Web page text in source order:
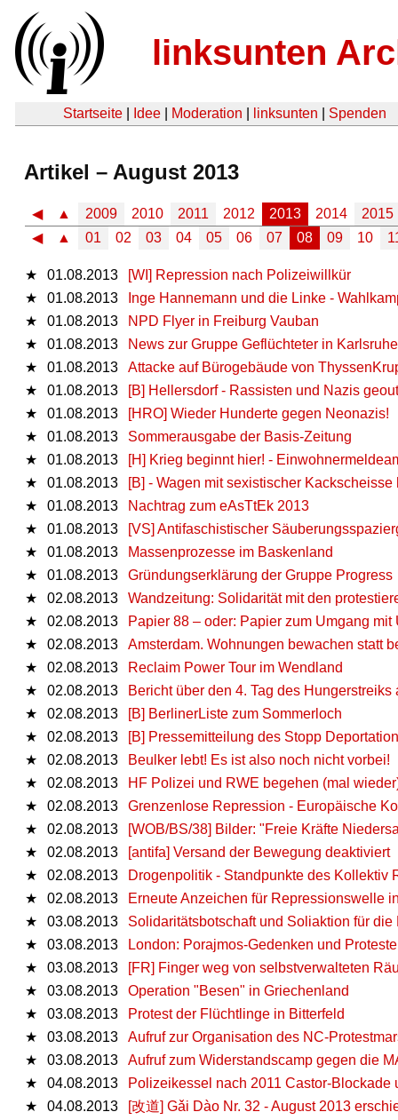
linksunten
Startseite Idee Moderation linksunten Spenden
Artikel – August 2013
◀ ▲ 2009 2010 2011 2012 2013 2014
2015
◀
▲ 01 02 03 04 05 06 07 08 09 10
★ 01.08.2013
[WI] Repression nach Polizeiwillkür
★
01.08.2013
Inge Hannemann und die Linke -
★
01.08.2013
NPD Flyer in Freiburg Vauban
★
01.08.2013
News zur Gruppe Geflüchteter in Karlsruhe
★
01.08.2013
Attacke auf Bürogebäude von
★
01.08.2013
[B] Hellersdorf - Rassisten und Nazis
★
01.08.2013
[HRO] Wieder Hunderte gegen Neonazis!
★
01.08.2013
Sommerausgabe der Basis-Zeitung
★
01.08.2013
[H] Krieg beginnt hier! -
★
01.08.2013
[B] - Wagen mit sexistischer Kackscheisse
★
01.08.2013
Nachtrag zum eAsTtEk 2013
★
01.08.2013
[VS] Antifaschistischer
★
01.08.2013
Massenprozesse im Baskenland
★
01.08.2013
Gründungserklärung der Gruppe Progress
★
02.08.2013
Wandzeitung: Solidarität mit den
★
02.08.2013
Papier 88 – oder: Papier zum Umgang
★
02.08.2013
Amsterdam. Wohnungen bewachen statt
★
02.08.2013
Reclaim Power Tour im Wendland
★
02.08.2013
Bericht über den 4. Tag des
★
02.08.2013
[B] BerlinerListe zum Sommerloch
★
02.08.2013
[B] Pressemitteilung des Stopp
★
02.08.2013
Beulker lebt! Es ist also noch nicht vorbei!
★
02.08.2013
HF Polizei und RWE begehen (mal
★
02.08.2013
Grenzenlose Repression - Europäische
★
02.08.2013
[WOB/BS/38] Bilder: "Freie Kräfte
★
02.08.2013
[antifa] Versand der Bewegung deaktiviert
★
02.08.2013
Drogenpolitik - Standpunkte des Kollektiv
★
02.08.2013
Erneute Anzeichen für Repressionswelle
★
03.08.2013
Solidaritätsbotschaft und Soliaktion für
★
03.08.2013
London: Porajmos-Gedenken und
★
03.08.2013
[FR] Finger weg von selbstverwalteten
★
03.08.2013
Operation "Besen" in Griechenland
★
03.08.2013
Protest der Flüchtlinge in Bitterfeld
★
03.08.2013
Aufruf zur Organisation des NC-
★
03.08.2013
Aufruf zum Widerstandscamp gegen die
★
04.08.2013
Polizeikessel nach 2011 Castor-Blockade
★
04.08.2013
[改道] Gǎi Dào Nr. 32 - August 2013